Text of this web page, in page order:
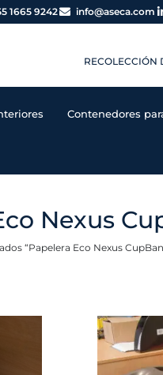
1665 9242 info@aseca.com
RECOLECCIÓN
Contenedores
Nexus
“Papelera Eco Nexus